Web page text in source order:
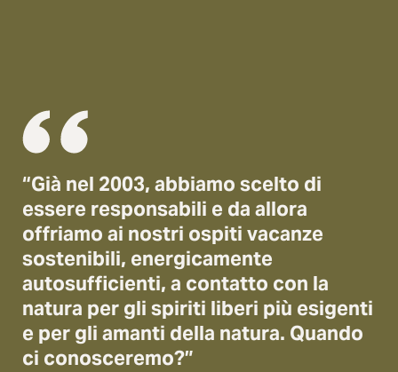
“Già nel 2003, abbiamo scelto di
essere responsabili e da allora
offriamo ai nostri ospiti vacanze
sostenibili, energicamente
autosufficienti, a contatto con la
natura per gli spiriti liberi più esigenti
e per gli amanti della natura. Quando
ci conosceremo?”